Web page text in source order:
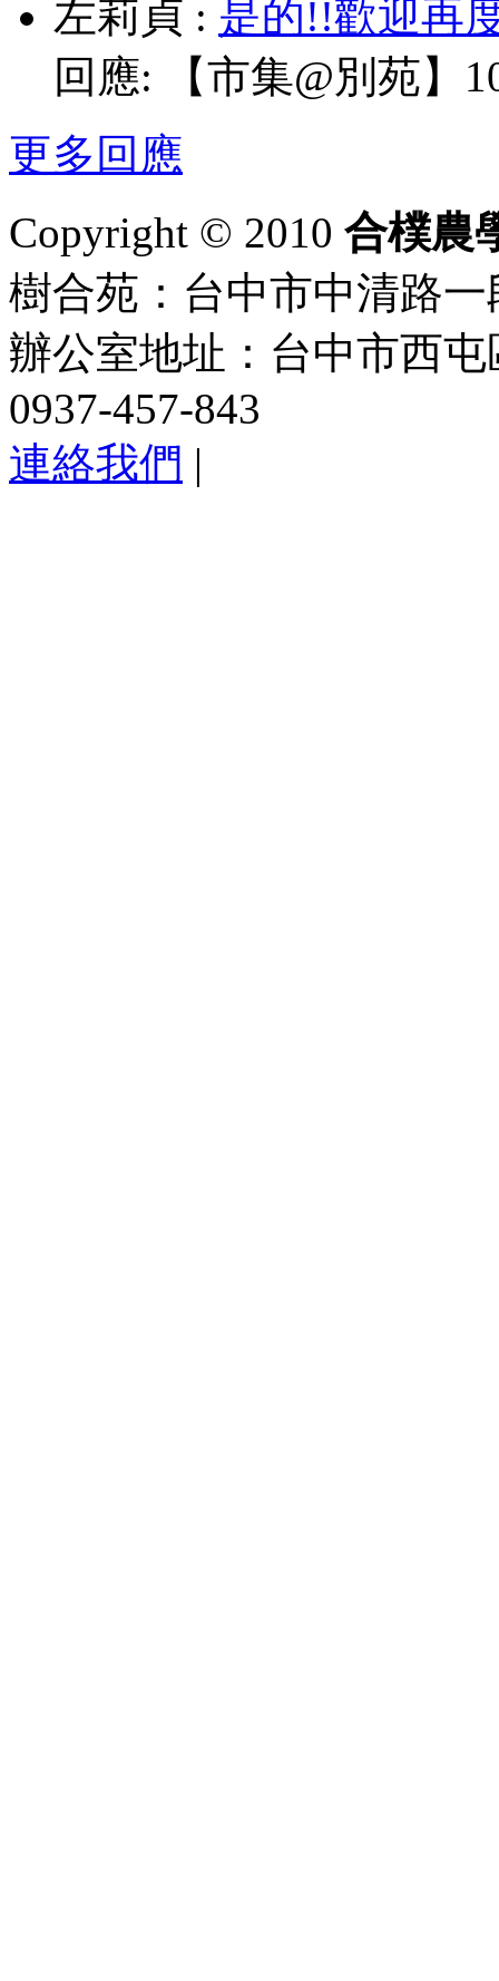
左莉貞 : 是的!!歡迎再
回應:
【市集@別苑】
更多回應
Copyright © 2010 合樸農
樹合苑：台中市中清路一
辦公室地址：台中市西
0937-457-843
連絡我們 |